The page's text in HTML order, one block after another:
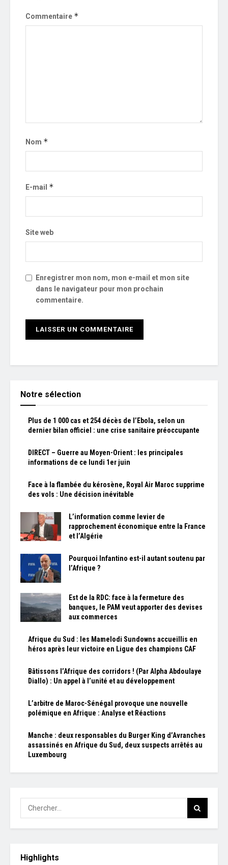
Commentaire *
Nom *
E-mail *
Site web
Enregistrer mon nom, mon e-mail et mon site
dans le navigateur pour mon prochain
commentaire.
Notre sélection
Plus de 1 000 cas et 254 décès de l’Ebola, selon un
dernier bilan officiel : une crise sanitaire préoccupante
DIRECT – Guerre au Moyen-Orient : les principales
informations de ce lundi 1er juin
Face à la flambée du kérosène, Royal Air Maroc supprime
des vols : Une décision inévitable
L’information comme levier de
rapprochement économique entre la France
et l’Algérie
Pourquoi Infantino est-il autant soutenu par
l’Afrique ?
Est de la RDC: face à la fermeture des
banques, le PAM veut apporter des devises
aux commerces
Afrique du Sud : les Mamelodi Sundowns accueillis en
héros après leur victoire en Ligue des champions CAF
Bâtissons l’Afrique des corridors ! (Par Alpha Abdoulaye
Diallo) : Un appel à l’unité et au développement
L’arbitre de Maroc-Sénégal provoque une nouvelle
polémique en Afrique : Analyse et Réactions
Manche : deux responsables du Burger King d’Avranches
assassinés en Afrique du Sud, deux suspects arrêtés au
Luxembourg
Highlights